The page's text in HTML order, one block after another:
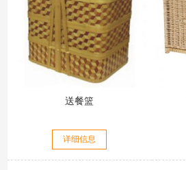
送餐篮
详细信息